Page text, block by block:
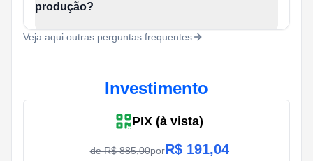
produção?
Veja aqui outras perguntas frequentes
Investimento
PIX (à vista)
de R$885,00porR$ 191,04